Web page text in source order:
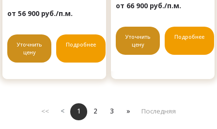
от 56 900 руб./п.м.
Уточнить
цену
Подробнее
от 66 900 руб./п.м.
Уточнить
цену
Подробнее
<< < 1 2 3 » Последняя